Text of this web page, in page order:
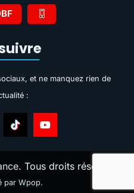
et ne manquez rien de
:
. Tous droits réservés.
par Wpop.